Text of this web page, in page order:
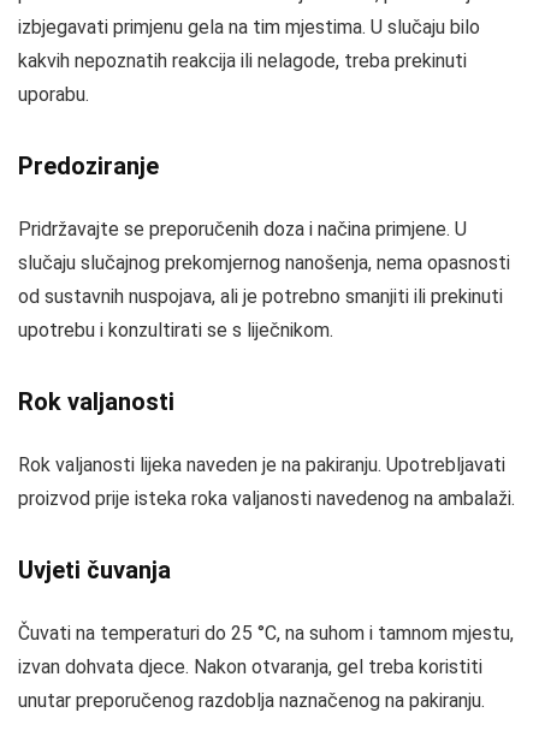
izbjegavati primjenu gela na tim mjestima. U slučaju bilo
kakvih nepoznatih reakcija ili nelagode, treba prekinuti
uporabu.
Predoziranje
Pridržavajte se preporučenih doza i načina primjene. U
slučaju slučajnog prekomjernog nanošenja, nema opasnosti
od sustavnih nuspojava, ali je potrebno smanjiti ili prekinuti
upotrebu i konzultirati se s liječnikom.
Rok valjanosti
Rok valjanosti lijeka naveden je na pakiranju. Upotrebljavati
proizvod prije isteka roka valjanosti navedenog na ambalaži.
Uvjeti čuvanja
Čuvati na temperaturi do 25 °C, na suhom i tamnom mjestu,
izvan dohvata djece. Nakon otvaranja, gel treba koristiti
unutar preporučenog razdoblja naznačenog na pakiranju.